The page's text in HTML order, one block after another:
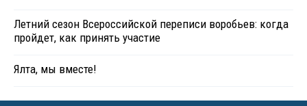
Летний сезон Всероссийской переписи воробьев: когда
пройдет, как принять участие
Ялта, мы вместе!